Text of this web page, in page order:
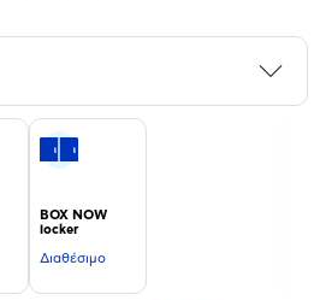
BOX NOW
locker
Διαθέσιμο